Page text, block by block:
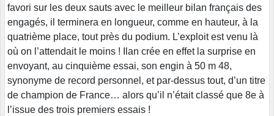
favori sur les deux sauts avec le meilleur bilan français des
engagés, il terminera en longueur, comme en hauteur, à la
quatrième place, tout près du podium. L’exploit est venu là
où on l’attendait le moins ! Ilan crée en effet la surprise en
envoyant, au cinquième essai, son engin à 50 m 48,
synonyme de record personnel, et par-dessus tout, d’un titre
de champion de France… alors qu’il n’était classé que 8e à
l’issue des trois premiers essais !